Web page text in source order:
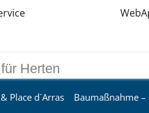
Herten
Place d´Arras Baumaßnahme